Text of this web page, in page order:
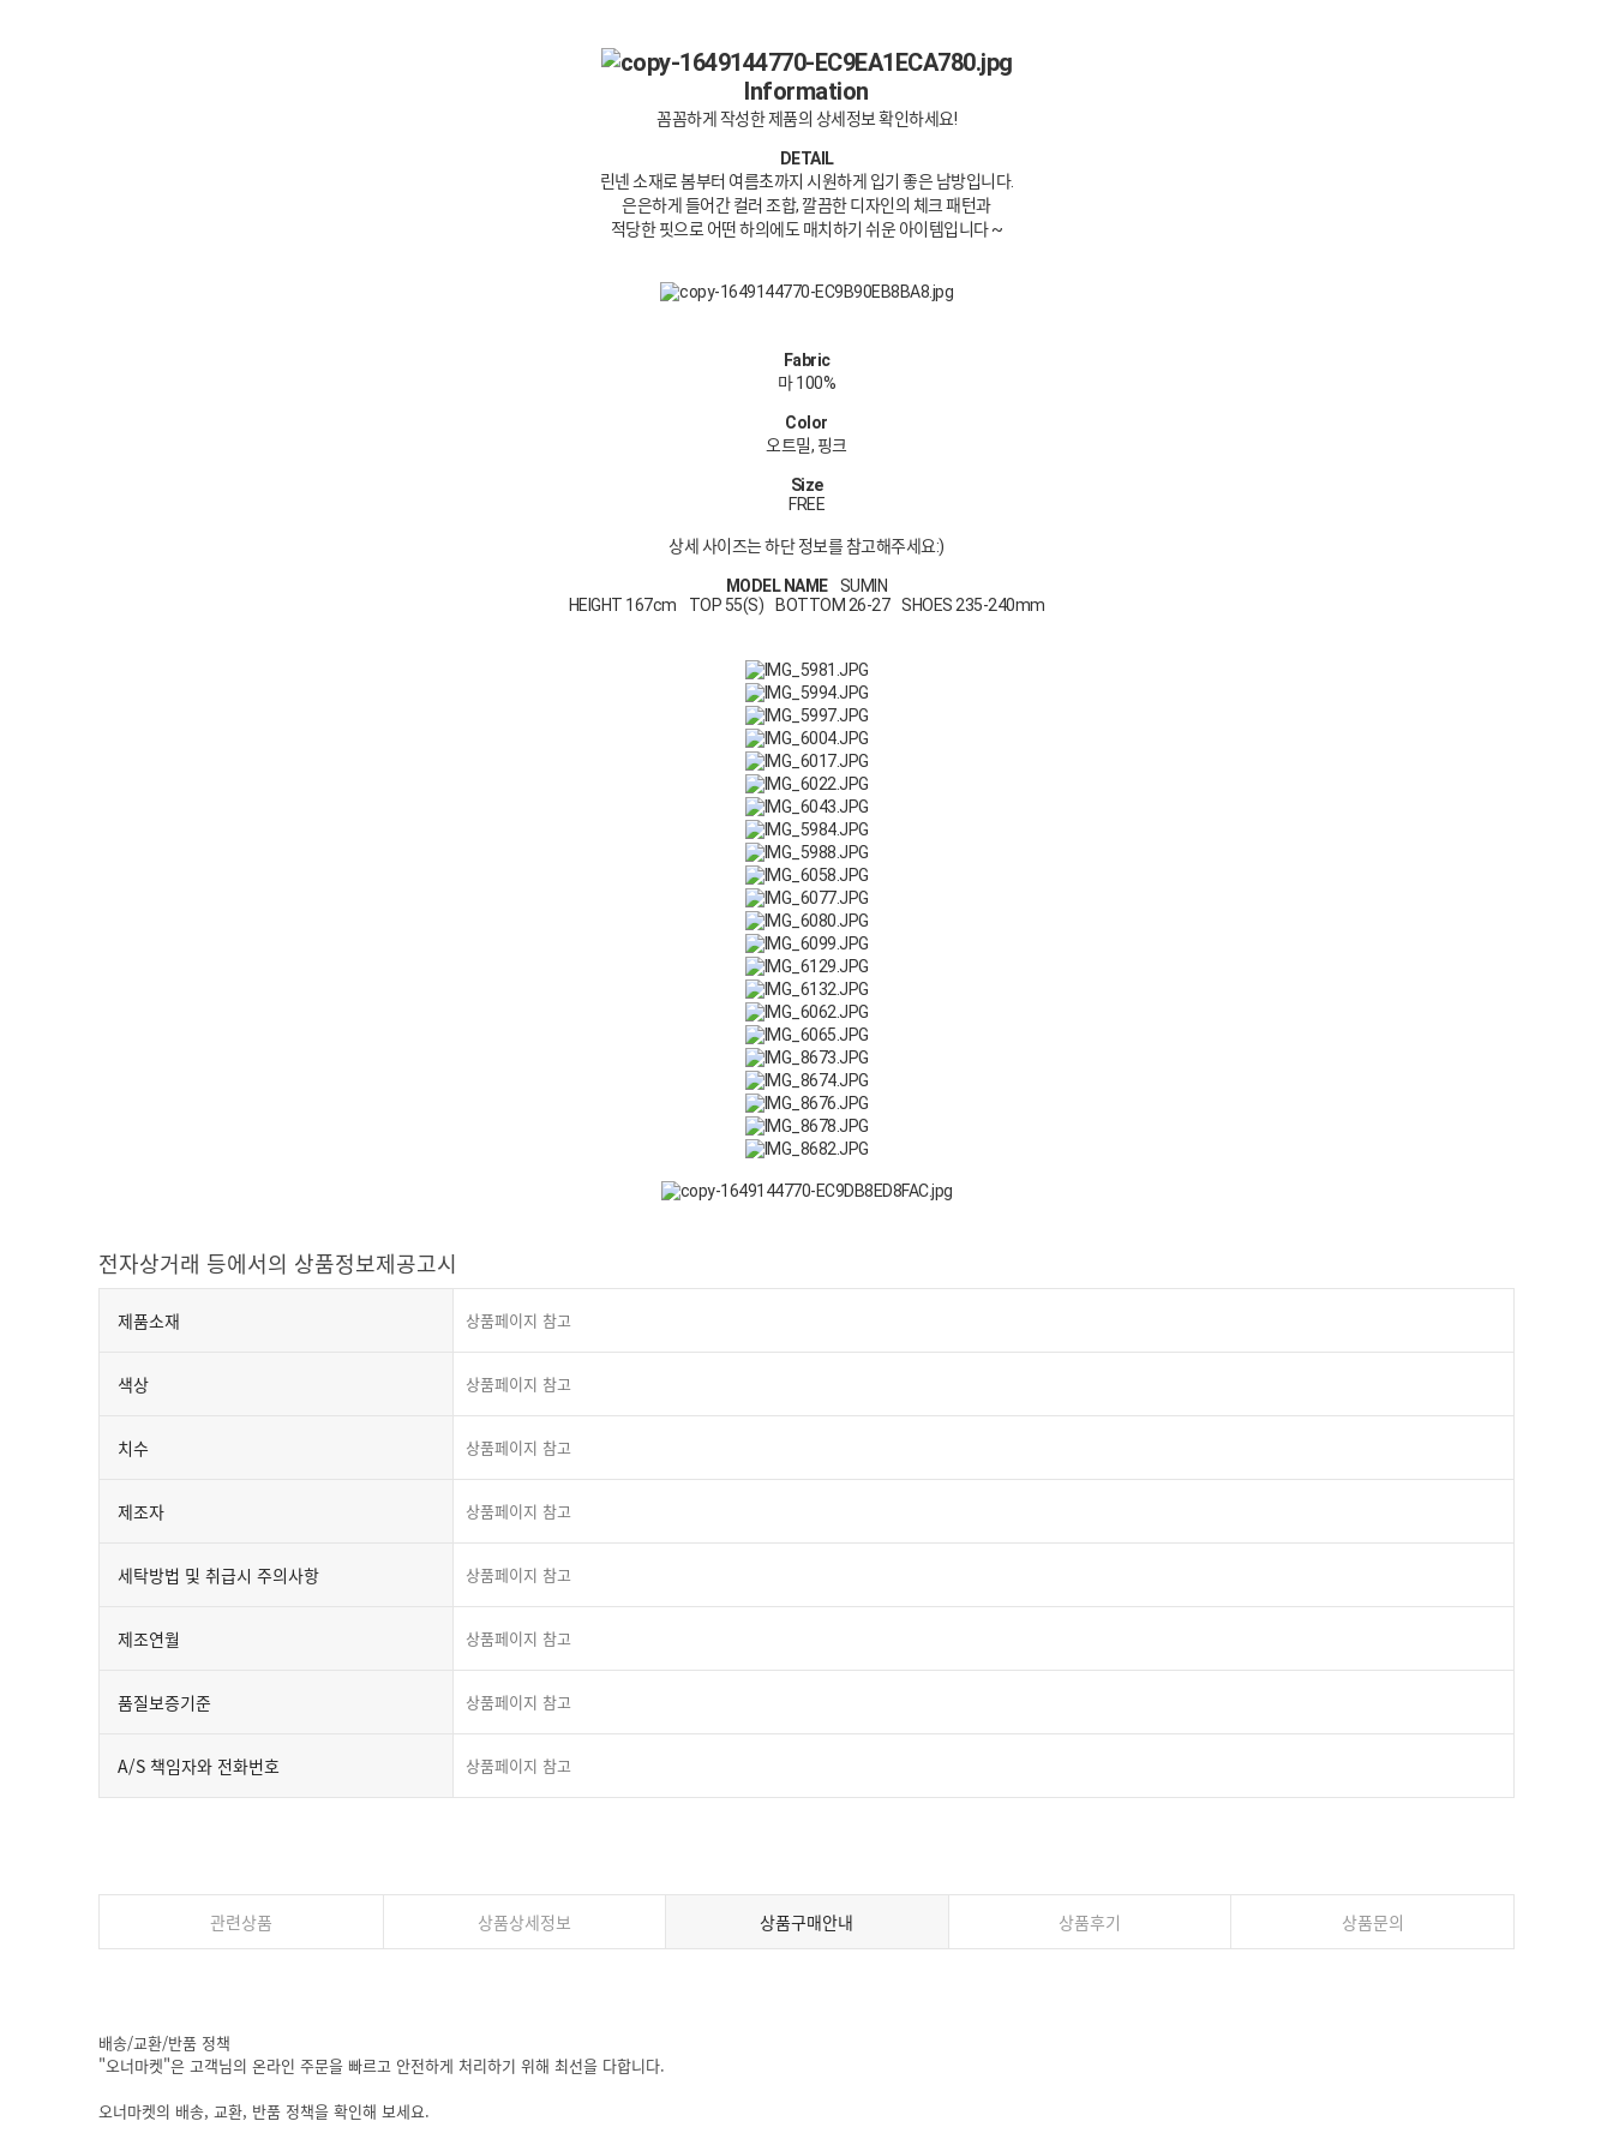
Information
꼼꼼하게 작성한 제품의 상세정보 확인하세요!
DETAIL
린넨 소재로 봄부터 여름초까지 시원하게 입기 좋은 남방입니다.
은은하게 들어간 컬러 조합, 깔끔한 디자인의 체크 패턴과
적당한 핏으로 어떤 하의에도 매치하기 쉬운 아이템입니다 ~
Fabric
마 100%
Color
오트밀, 핑크
Size
FREE
상세 사이즈는 하단 정보를 참고해주세요:)
MODEL NAMESUMIN
HEIGHT 167cm TOP 55(S) BOTTOM 26-27 SHOES 235-240mm
전자상거래 등에서의 상품정보제공고시
제품소재 상품페이지 참고
색상 상품페이지 참고
치수 상품페이지 참고
제조자 상품페이지 참고
세탁방법 및 취급시 주의사항 상품페이지 참고
제조연월 상품페이지 참고
품질보증기준 상품페이지 참고
A/S 책임자와 전화번호 상품페이지 참고
관련상품 상품상세정보 상품구매안내 상품후기 상품문의
배송/교환/반품 정책
"오너마켓"은 고객님의 온라인 주문을 빠르고 안전하게 처리하기 위해 최선을 다합니다.
오너마켓의 배송, 교환, 반품 정책을 확인해 보세요.